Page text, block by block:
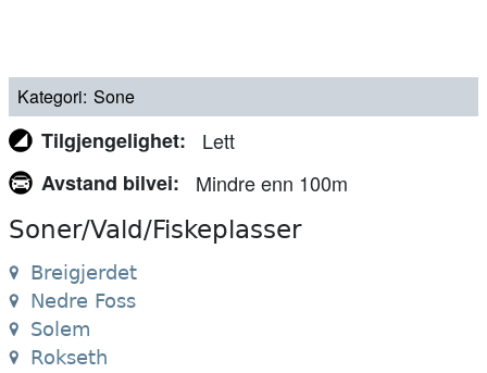
Kategori Sone
Tilgjengelighet
Lett
Avstand bilvei
Mindre enn 100m
Soner/Vald/Fiskeplasser
Breigjerdet
Nedre Foss
Solem
Rokseth